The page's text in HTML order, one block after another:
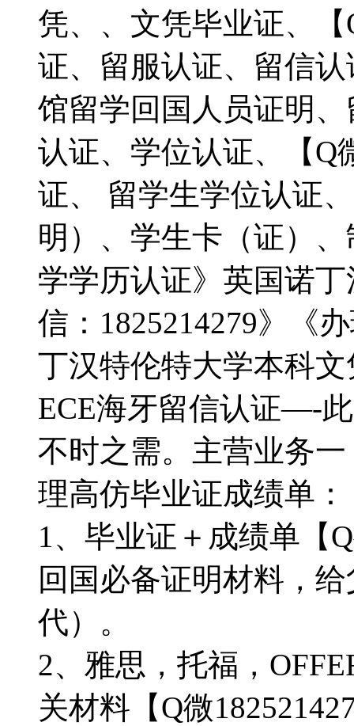
凭、、文凭毕业证、【
证、留服认证、留信
馆留学回国人员证明
认证、学位认证、【Q
证、 留学生学位认证
明）、学生卡（证）
学学历认证》英国诺
信：1825214279》《
丁汉特伦特大学本科
ECE海牙留信认证—-
不时之需。主营业务一
理高仿毕业证成绩单：
1、毕业证＋成绩单【
回国必备证明材料，
代）。
2、雅思，托福，
关材料【Q微